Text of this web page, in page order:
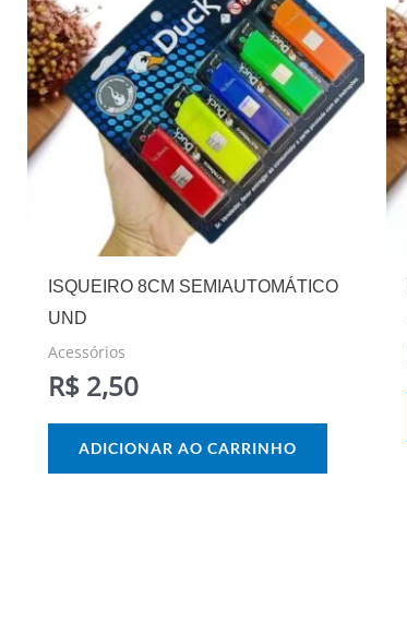
ISQUEIRO 8CM SEMIAUTOMÁTICO
UND
Acessórios
R$ 2,50
ADICIONAR AO CARRINHO